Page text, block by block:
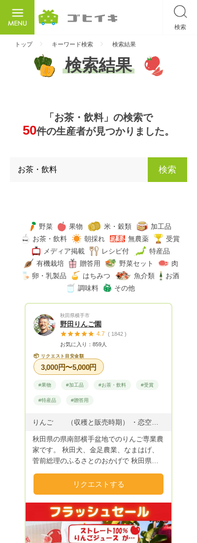
検索
トップ キーワード検索 検索結果
検索結果
「お茶・飲料」の検索で
50件の生産者が見つかりました。
検索
野菜 果物 米・穀類
加工品
お茶・飲料
朝採れ 無農薬
受賞
メディア掲載
レシピ付
特産品
有機栽培
贈答用 野菜セット
肉
卵・乳製品
はちみつ 魚介類
お酒
調味料
その他
秋田県横手市
野田りんご園
4.7 ( 1842 )
お気に入り：859人
📦 リクエスト目安金額
3,000円〜5,000円
#果物 #加工品 #お茶・飲料 #受賞
#特産品 #贈答用
秋田県の県南部横手盆地でのりんご専業農
家です。 秋田犬、金足農業、なまはげ、
菅前総理のふるさとのおかげで 秋田県は
6人家族で、 猫の名前はちびちゃんです。
りんごを作るのは リンゴの樹で 私はり
んごの出来る環境作りが仕事です。 健康
な「りんごの樹」は、お日様を十分にあび
ると、青々とした葉っぱが生えてきます。
リクエストする